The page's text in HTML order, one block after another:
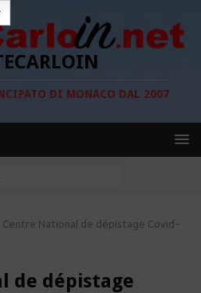
DI MONACO DAL 2007
Centre National de dépistage Covid-
de dépistage